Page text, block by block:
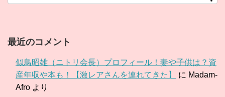
最近のコメント
似鳥昭雄（ニトリ会長）プロフィール！妻や子供は？資
産年収や本も！【激レアさんを連れてきた】
に Madam-
Afro より